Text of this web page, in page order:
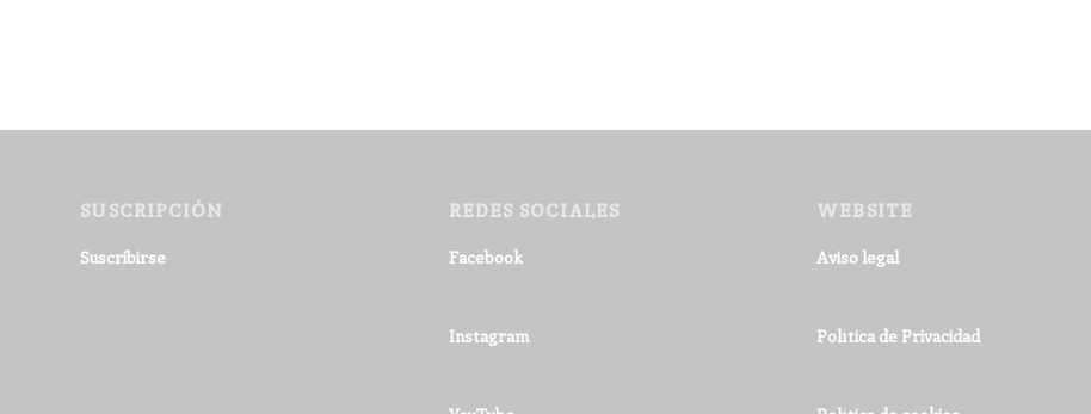
SUSCRIPCIÓN
Suscribirse
REDES SOCIALES
Facebook
Instagram
WEBSITE
Aviso legal
Política de Privacidad